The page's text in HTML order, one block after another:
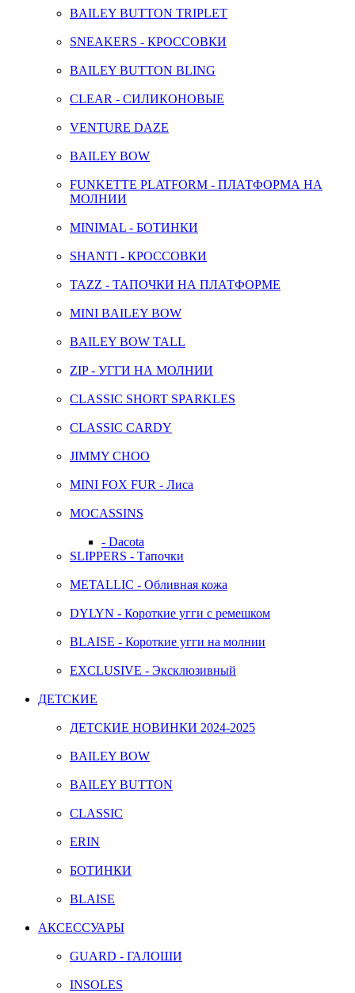
BAILEY BUTTON TRIPLET
SNEAKERS - КРОССОВКИ
BAILEY BUTTON BLING
CLEAR - СИЛИКОНОВЫЕ
VENTURE DAZE
BAILEY BOW
FUNKETTE PLATFORM - ПЛАТФОРМА НА
МОЛНИИ
MINIMAL - БОТИНКИ
SHANTI - КРОССОВКИ
TAZZ - ТАПОЧКИ НА ПЛАТФОРМЕ
MINI BAILEY BOW
BAILEY BOW TALL
ZIP - УГГИ НА МОЛНИИ
CLASSIC SHORT SPARKLES
CLASSIC CARDY
JIMMY CHOO
MINI FOX FUR - Лиса
MOCASSINS
- Dacota
SLIPPERS - Тапочки
METALLIC - Обливная кожа
DYLYN - Короткие угги с ремешком
BLAISE - Короткие угги на молнии
EXCLUSIVE - Эксклюзивный
ДЕТСКИЕ
ДЕТСКИЕ НОВИНКИ 2024-2025
BAILEY BOW
BAILEY BUTTON
CLASSIC
ERIN
БОТИНКИ
BLAISE
АКСЕССУАРЫ
GUARD - ГАЛОШИ
INSOLES